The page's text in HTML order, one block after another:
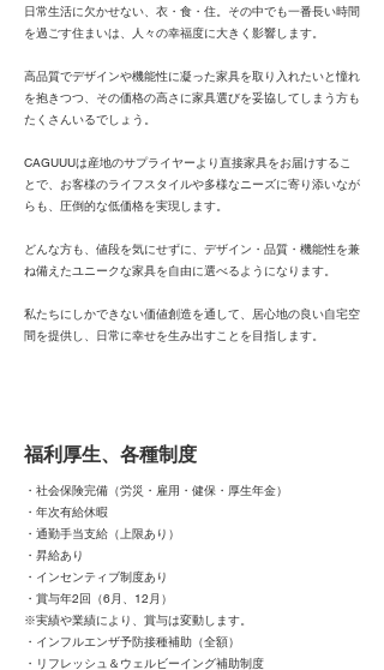
日常生活に欠かせない、衣・食・住。その中でも一番長い時間
を過ごす住まいは、人々の幸福度に大きく影響します。
高品質でデザインや機能性に凝った家具を取り入れたいと憧れ
を抱きつつ、その価格の高さに家具選びを妥協してしまう方も
たくさんいるでしょう。
CAGUUUは産地のサプライヤーより直接家具をお届けするこ
とで、お客様のライフスタイルや多様なニーズに寄り添いなが
らも、圧倒的な低価格を実現します。
どんな方も、値段を気にせずに、デザイン・品質・機能性を兼
ね備えたユニークな家具を自由に選べるようになります。
私たちにしかできない価値創造を通して、居心地の良い自宅空
間を提供し、日常に幸せを生み出すことを目指します。
福利厚生、各種制度
・社会保険完備（労災・雇用・健保・厚生年金）
・年次有給休暇
・通勤手当支給（上限あり）
・昇給あり
・インセンティブ制度あり
・賞与年2回（6月、12月）
※実績や業績により、賞与は変動します。
・インフルエンザ予防接種補助（全額）
・リフレッシュ＆ウェルビーイング補助制度